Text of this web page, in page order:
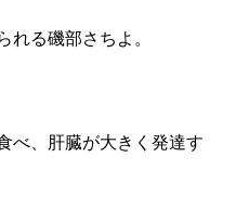
れる磯部さちよ。
べ、肝臓が大きく発達す